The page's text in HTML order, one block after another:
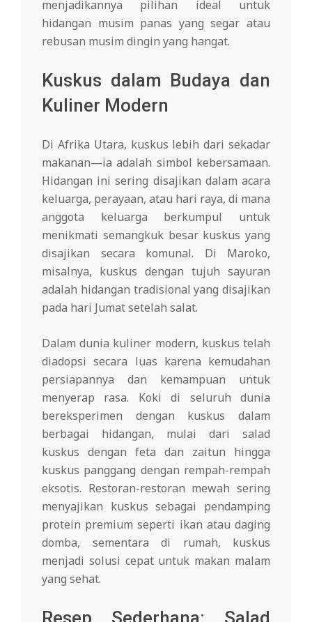
menjadikannya pilihan ideal untuk
hidangan musim panas yang segar atau
rebusan musim dingin yang hangat.
Kuskus dalam Budaya dan
Kuliner Modern
Di Afrika Utara, kuskus lebih dari sekadar
makanan—ia adalah simbol kebersamaan.
Hidangan ini sering disajikan dalam acara
keluarga, perayaan, atau hari raya, di mana
anggota keluarga berkumpul untuk
menikmati semangkuk besar kuskus yang
disajikan secara komunal. Di Maroko,
misalnya, kuskus dengan tujuh sayuran
adalah hidangan tradisional yang disajikan
pada hari Jumat setelah salat.
Dalam dunia kuliner modern, kuskus telah
diadopsi secara luas karena kemudahan
persiapannya dan kemampuan untuk
menyerap rasa. Koki di seluruh dunia
bereksperimen dengan kuskus dalam
berbagai hidangan, mulai dari salad
kuskus dengan feta dan zaitun hingga
kuskus panggang dengan rempah-rempah
eksotis. Restoran-restoran mewah sering
menyajikan kuskus sebagai pendamping
protein premium seperti ikan atau daging
domba, sementara di rumah, kuskus
menjadi solusi cepat untuk makan malam
yang sehat.